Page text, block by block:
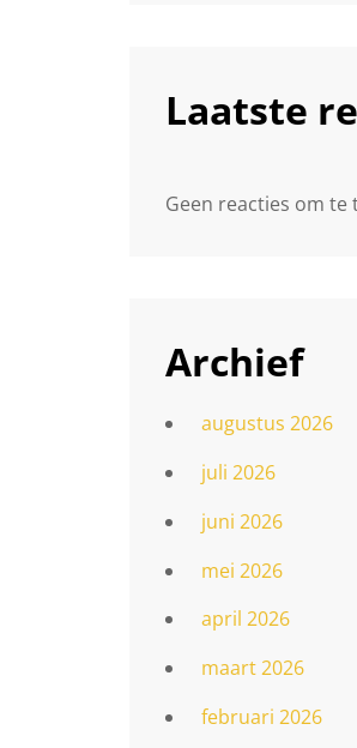
Laatste
Geen reacties om te
Archief
augustus 2026
juli 2026
juni 2026
mei 2026
april 2026
maart 2026
februari 2026